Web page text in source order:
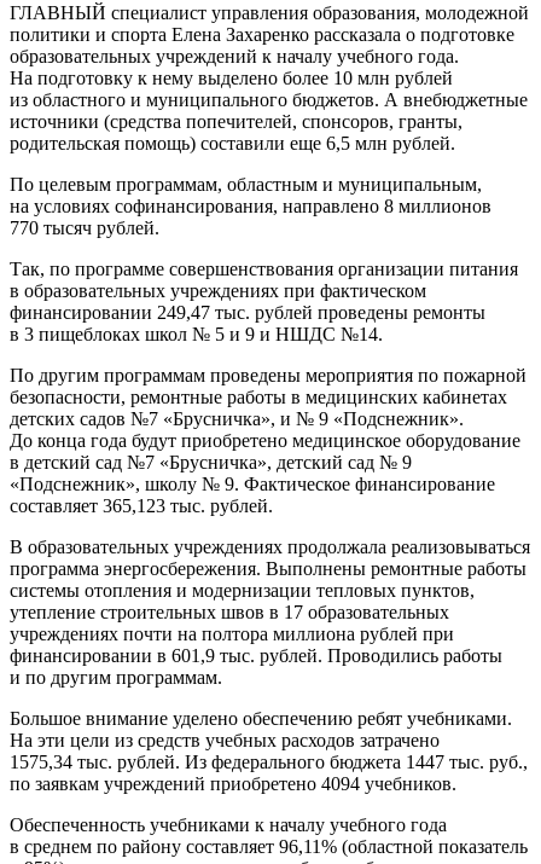
ГЛАВНЫЙ специалист управления образования, молодежной
политики и спорта Елена Захаренко рассказала о подготовке
образовательных учреждений к началу учебного года.
На подготовку к нему выделено более 10 млн рублей
из областного и муниципального бюджетов. А внебюджетные
источники (средства попечителей, спонсоров, гранты,
родительская помощь) составили еще 6,5 млн рублей.
По целевым программам, областным и муниципальным,
на условиях софинансирования, направлено 8 миллионов
770 тысяч рублей.
Так, по программе совершенствования организации питания
в образовательных учреждениях при фактическом
финансировании 249,47 тыс. рублей проведены ремонты
в 3 пищеблоках школ № 5 и 9 и НШДС №14.
По другим программам проведены мероприятия по пожарной
безопасности, ремонтные работы в медицинских кабинетах
детских садов №7 «Брусничка», и № 9 «Подснежник».
До конца года будут приобретено медицинское оборудование
в детский сад №7 «Брусничка», детский сад № 9
«Подснежник», школу № 9. Фактическое финансирование
составляет 365,123 тыс. рублей.
В образовательных учреждениях продолжала реализовываться
программа энергосбережения. Выполнены ремонтные работы
системы отопления и модернизации тепловых пунктов,
утепление строительных швов в 17 образовательных
учреждениях почти на полтора миллиона рублей при
финансировании в 601,9 тыс. рублей. Проводились работы
и по другим программам.
Большое внимание уделено обеспечению ребят учебниками.
На эти цели из средств учебных расходов затрачено
1575,34 тыс. рублей. Из федерального бюджета 1447 тыс. руб.,
по заявкам учреждений приобретено 4094 учебников.
Обеспеченность учебниками к началу учебного года
в среднем по району составляет 96,11% (областной показатель